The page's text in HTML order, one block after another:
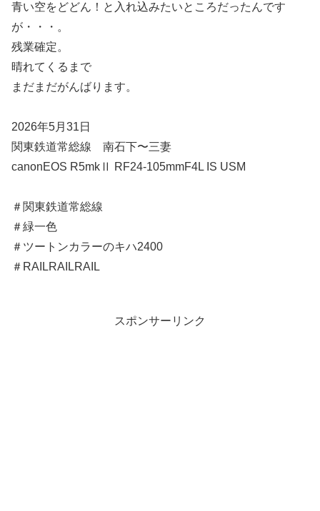
青い空をどどん！と入れ込みたいところだったんです
が・・・。
残業確定。
晴れてくるまで
まだまだがんばります。
2026年5月31日
関東鉄道常総線 南石下〜三妻
canonEOS R5mkⅡ RF24-105mmF4L IS USM
＃関東鉄道常総線
＃緑一色
＃ツートンカラーのキハ2400
＃RAILRAILRAIL
スポンサーリンク